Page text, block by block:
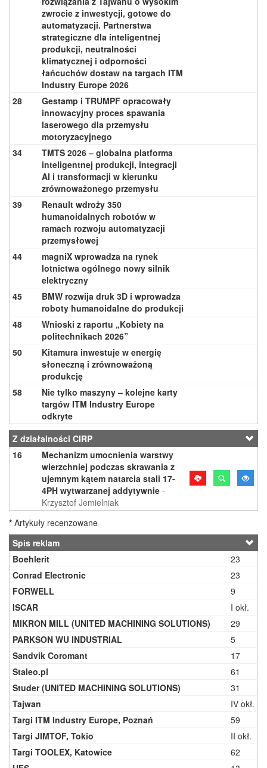
zwrocie z inwestycji, gotowe do
automatyzacji. Partnerstwa
strategiczne dla inteligentnej
produkcji, neutralności
klimatycznej i odporności
łańcuchów dostaw na targach ITM
Industry Europe 2026
28
Gestamp i TRUMPF opracowały
innowacyjny proces spawania
laserowego dla przemysłu
motoryzacyjnego
34
TMTS 2026 – globalna platforma
inteligentnej produkcji, integracji
AI i transformacji w kierunku
zrównoważonego przemysłu
39
Renault wdroży 350
humanoidalnych robotów w
ramach rozwoju automatyzacji
przemysłowej
44
magniX wprowadza na rynek
lotnictwa ogólnego nowy silnik
elektryczny
45
BMW rozwija druk 3D i wprowadza
roboty humanoidalne do produkcji
48
Wnioski z raportu „Kobiety na
politechnikach 2026”
50
Kitamura inwestuje w energię
słoneczną i zrównoważoną
produkcję
58
Nie tylko maszyny – kolejne karty
targów ITM Industry Europe
odkryte
Z działalności CIRP
16
Mechanizm umocnienia warstwy
wierzchniej podczas skrawania z
ujemnym kątem natarcia stali 17-
4PH wytwarzanej addytywnie -
Krzysztof Jemielniak
* Artykuły recenzowane
Spis reklam
Boehlerit
23
Conrad Electronic
23
FORWELL
9
ISCAR
I okł.
MIKRON MILL (UNITED MACHINING SOLUTIONS)
29
PARKSON WU INDUSTRIAL
5
Sandvik Coromant
17
Staleo.pl
61
Studer (UNITED MACHINING SOLUTIONS)
31
Tajwan
IV okł.
Targi ITM Industry Europe, Poznań
59
Targi JIMTOF, Tokio
II okł.
Targi TOOLEX, Katowice
62